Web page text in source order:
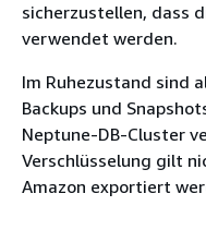
sicherzustellen, dass
verwendet werden.
Im Ruhezustand sind
Backups und
Neptune-DB-Cluster
Verschlüsselung gilt
Amazon exportiert